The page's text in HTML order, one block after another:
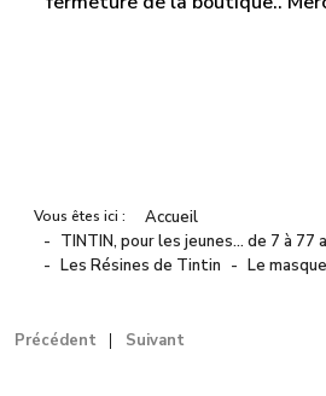
Vous êtes ici :
Accueil
TINTIN, pour les jeunes… de 7 à 77
Les Résines de Tintin
Le
Précédent Suivant